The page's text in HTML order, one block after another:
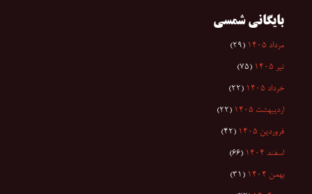
بایگانی شمسی
مرداد ۱۴۰۵ (۲۹)
تیر ۱۴۰۵ (۷۵)
خرداد ۱۴۰۵ (۲۲)
اردیبهشت ۱۴۰۵ (۲۲)
فروردین ۱۴۰۵ (۴۲)
اسفند ۱۴۰۴ (۶۶)
بهمن ۱۴۰۴ (۳۱)